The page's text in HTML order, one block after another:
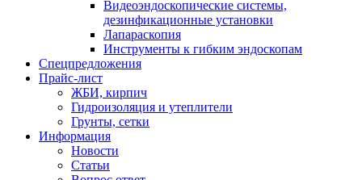
Видеоэндоскопические системы,
дезинфикационные установки
Лапараскопия
Инструменты к гибким эндоскопам
Спецпредложения
Прайс-лист
ЖБИ, кирпич
Гидроизоляция и утеплители
Грунты, сетки
Информация
Новости
Статьи